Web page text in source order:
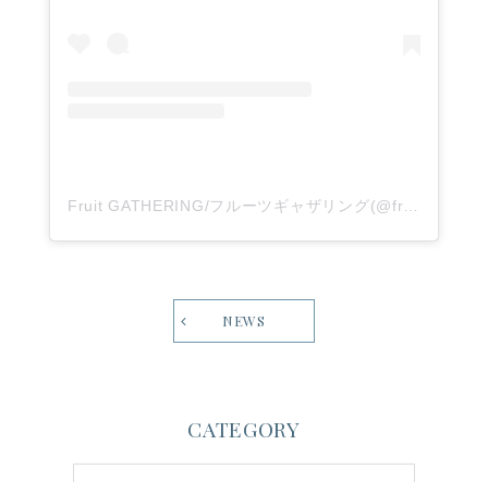
Fruit GATHERING/フルーツギャザリング(@fruitgathering.jp)がシェアした投稿
NEWS
CATEGORY